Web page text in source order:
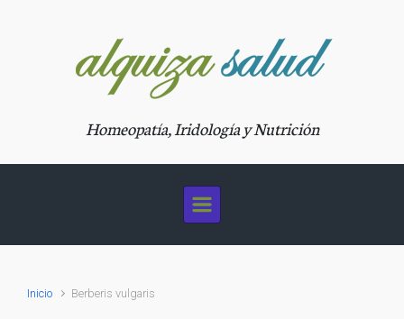
Homeopatía, Iridología y Nutrición
Inicio Berberis vulgaris